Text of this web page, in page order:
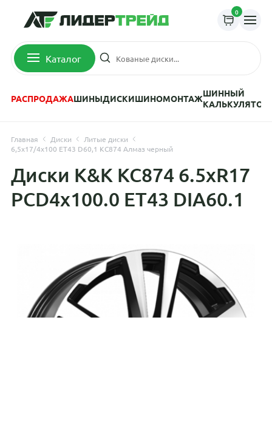
0
Каталог
РАСПРОДАЖАШИНЫДИСКИШИНОМОНТАЖШИННЫЙ
КАЛЬКУЛЯТОР
Главная Диски
Литые диски
6,5x17/4x100 ET43 D60,1 КС874 Алмаз черный
Диски K&K КС874 6.5xR17
PCD4x100.0 ET43 DIA60.1